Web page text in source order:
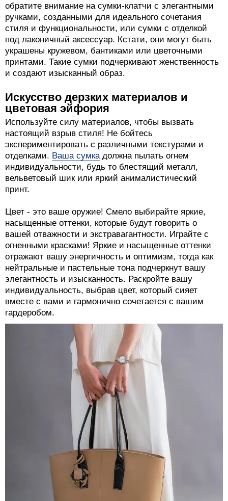
обратите внимание на сумки-клатчи с элегантными
ручками, созданными для идеального сочетания
стиля и функциональности, или сумки с отделкой
под лаконичный аксессуар. Кстати, они могут быть
украшены кружевом, бантиками или цветочными
принтами. Такие сумки подчеркивают женственность
и создают изысканный образ.
Искусство дерзких материалов и
цветовая эйфория
Используйте силу материалов, чтобы вызвать
настоящий взрыв стиля! Не бойтесь
экспериментировать с различными текстурами и
отделками. Ваша сумкадолжна пылать огнем
индивидуальности, будь то блестящий металл,
вельветовый шик или яркий анималистический
принт.
Цвет - это ваше оружие! Смело выбирайте яркие,
насыщенные оттенки, которые будут говорить о
вашей отважности и экстравагантности. Играйте с
огненными красками! Яркие и насыщенные оттенки
отражают вашу энергичность и оптимизм, тогда как
нейтральные и пастельные тона подчеркнут вашу
элегантность и изысканность. Раскройте вашу
индивидуальность, выбрав цвет, который сияет
вместе с вами и гармонично сочетается с вашим
гардеробом.